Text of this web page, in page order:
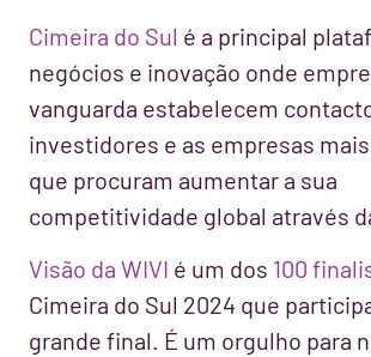
Cimeira do Sul é a principal
negócios e inovação onde
vanguarda estabelecem
investidores e as empresas
que procuram aumentar a sua
competitividade global através
Visão da WIVI é um dos 100
Cimeira do Sul 2024 que
grande final. É um orgulho para